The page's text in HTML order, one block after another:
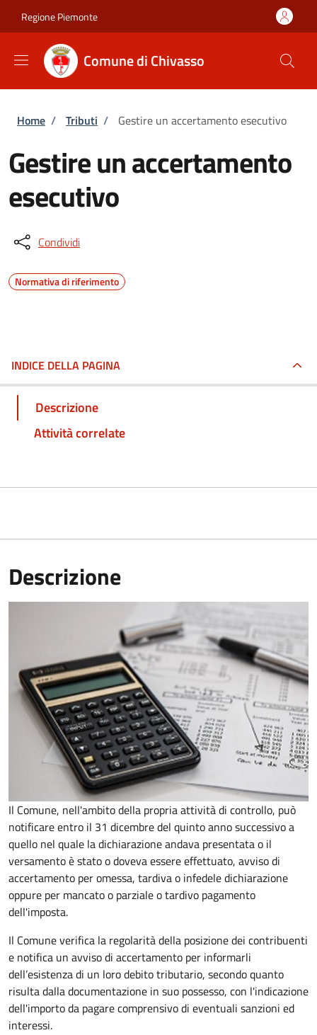
Regione Piemonte
Comune di Chivasso
Briciole di pane
Home / Tributi / Gestire un accertamento esecutivo
Gestire un accertamento
esecutivo
Condividi
Normativa di riferimento
INDICE DELLA PAGINA
Descrizione
Attività correlate
Descrizione
Il Comune, nell'ambito della propria attività di controllo, può
notificare entro il 31 dicembre del quinto annosuccessivo a
quello nel quale la dichiarazione andava presentata o il
versamento è stato o doveva essere effettuato, avviso di
accertamento per omessa, tardiva o infedele dichiarazione
oppure per mancato o parziale o tardivo pagamento
dell'imposta.
Il Comune verifica la regolarità della posizione dei contribuenti
e notifica un avviso di accertamento per informarli
dell’esistenza di un loro debito tributario, secondo quanto
risulta dalla documentazione in suo possesso, con l'indicazione
dell'importo da pagare comprensivo di eventuali sanzioni ed
interessi.